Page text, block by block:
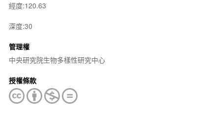
經度:120.63
深度:30
管理權
中央研究院生物多樣性研究中心
授權條款